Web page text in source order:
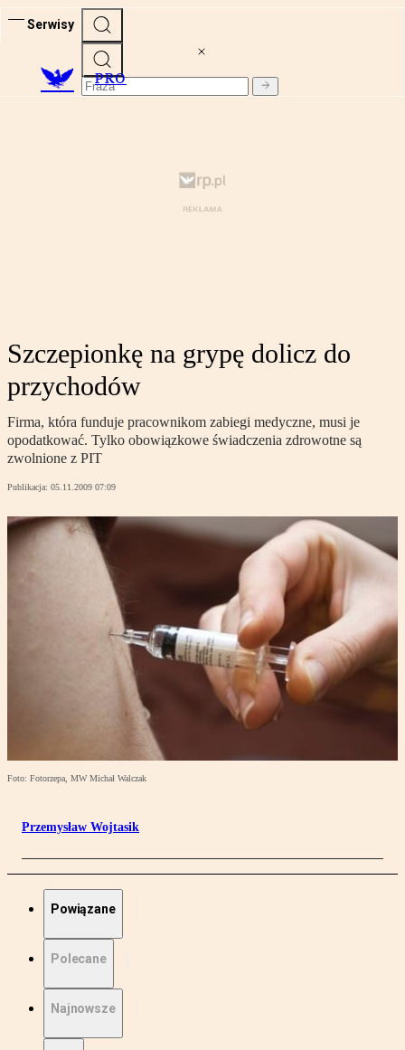
Serwisy
PRO
Szczepionkę na grypę dolicz do
przychodów
Firma, która funduje pracownikom zabiegi medyczne, musi je
opodatkować. Tylko obowiązkowe świadczenia zdrowotne są
zwolnione z PIT
Publikacja: 05.11.2009 07:09
Foto: Fotorzepa, MW Michał Walczak
Przemysław Wojtasik
Powiązane
Polecane
Najnowsze